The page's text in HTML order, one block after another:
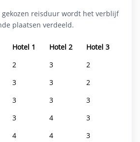
24-uursreceptie
gekozen reisduur wordt het verblijf
plaatsen verdeeld.
Hotel 1 Hotel 2
Hotel 3
2 3
2
3 3
2
3 3
3
3 4
3
4 4
3